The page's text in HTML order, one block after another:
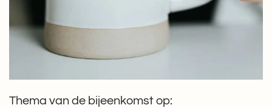
Thema van de bijeenkomst op: